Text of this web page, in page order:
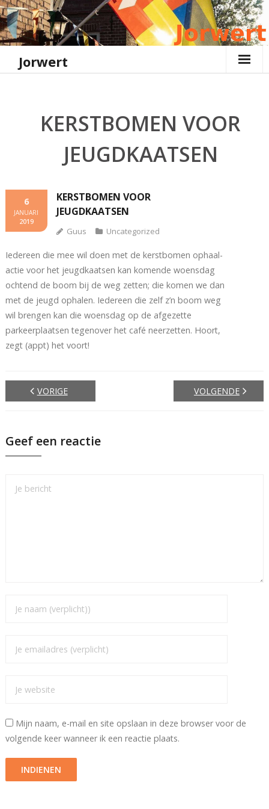
Ga
naar
de
Jorwert
KERSTBOMEN VOOR
JEUGDKAATSEN
KERSTBOMEN VOOR
JEUGDKAATSEN
6
JANUARI
2019
Guus Uncategorized
Iedereen die mee wil doen met de kerstbomen ophaal-
actie voor het jeugdkaatsen kan komende woensdag
ochtend de boom bij de weg zetten; die komen we dan
met de jeugd ophalen. Iedereen die zelf z’n boom weg
wil brengen kan die woensdag op de afgezette
parkeerplaatsen tegenover het café neerzetten. Hoort,
zegt (appt) het voort!
VORIGE VOLGENDE
Geef een reactie
Mijn naam, e-mail en site opslaan in deze browser voor de
volgende keer wanneer ik een reactie plaats.